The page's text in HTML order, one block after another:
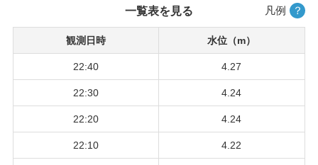
凡例 ？
一覧表を見る
観測日時 水位（m）
22:40 4.27
22:30 4.24
22:20 4.24
22:10 4.22